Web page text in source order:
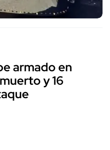
armado en
y 16